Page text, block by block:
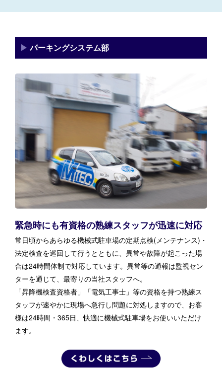
▶ パーキングシステム部
緊急時にも有資格の熟練スタッフが迅速に対応
常日頃からあらゆる機械式駐車場の定期点検(メンテナンス)・
法定検査を巡回して行うとともに、異常や故障が起こった場
合は24時間体制で対応しています。異常等の通報は監視セン
ターを通じて、最寄りの当社スタッフへ。
「昇降機検査資格者」「電気工事士」等の資格を持つ熟練ス
タッフが速やかに現場へ急行し問題に対処しますので、お客
様は24時間・365日、快適に機械式駐車場をお使いいただけ
ます。